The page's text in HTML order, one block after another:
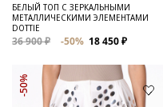
БЕЛЫЙ ТОП С ЗЕРКАЛЬНЫМИ
МЕТАЛЛИЧЕСКИМИ ЭЛЕМЕНТАМИ
DOTTIE
36 900 ₽ -50% 18 450 ₽
-50%